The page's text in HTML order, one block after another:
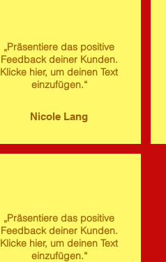
„Präsentiere das positive
Feedback deiner Kunden.
Klicke hier, um deinen Text
einzufügen.“
Nicole Lang
„Präsentiere das positive
Feedback deiner Kunden.
Klicke hier, um deinen Text
einzufügen.“